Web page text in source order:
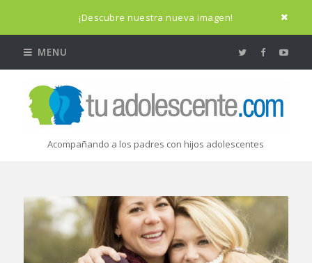
¡Descubre nuestra nueva imagen!
MENU
Acompañando a los padres con hijos adolescentes